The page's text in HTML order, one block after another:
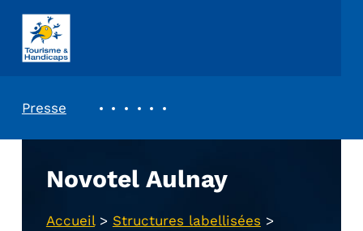
ASSOCIATION TOURISME ET HANDICAPS
Presse
Novotel Aulnay
Accueil> Structures labellisées >